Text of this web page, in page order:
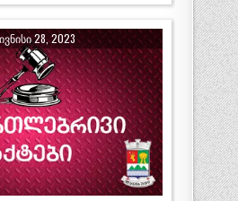
28, 2023